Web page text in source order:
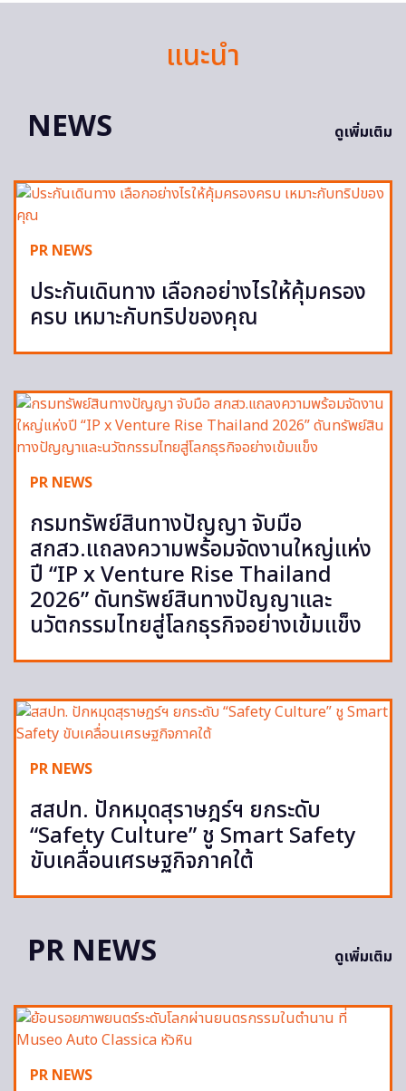
แนะนำ
NEWS
ดูเพิ่มเติม
PR NEWS
ประกันเดินทาง เลือกอย่างไรให้คุ้มครอง
ครบ เหมาะกับทริปของคุณ
PR NEWS
กรมทรัพย์สินทางปัญญา จับมือ
สกสว.แถลงความพร้อมจัดงานใหญ่แห่ง
ปี “IP x Venture Rise Thailand
2026” ดันทรัพย์สินทางปัญญาและ
นวัตกรรมไทยสู่โลกธุรกิจอย่างเข้มแข็ง
PR NEWS
สสปท. ปักหมุดสุราษฎร์ฯ ยกระดับ
“Safety Culture” ชู Smart Safety
ขับเคลื่อนเศรษฐกิจภาคใต้
PR NEWS ดูเพิ่มเติม
PR NEWS